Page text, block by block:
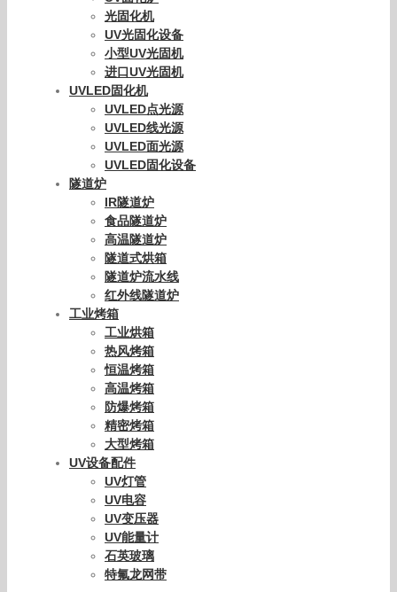
光固化机
UV光固化设备
小型UV光固机
进口UV光固机
UVLED固化机
UVLED点光源
UVLED线光源
UVLED面光源
UVLED固化设备
隧道炉
IR隧道炉
食品隧道炉
高温隧道炉
隧道式烘箱
隧道炉流水线
红外线隧道炉
工业烤箱
工业烘箱
热风烤箱
恒温烤箱
高温烤箱
防爆烤箱
精密烤箱
大型烤箱
UV设备配件
UV灯管
UV电容
UV变压器
UV能量计
石英玻璃
特氟龙网带